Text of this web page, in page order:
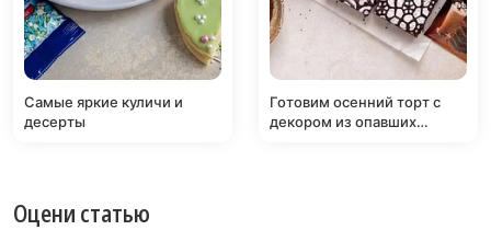
Самые яркие куличи и
десерты
Готовим осенний торт с
декором из опавших
Оцени статью